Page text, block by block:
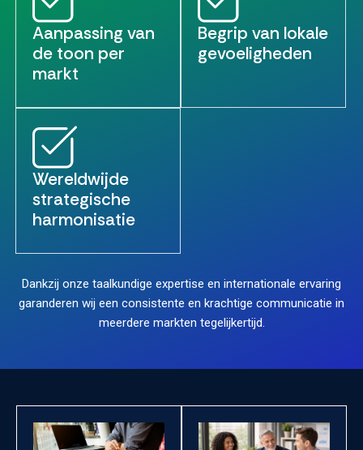
Aanpassing van
de toon per
markt
Begrip van lokale
gevoeligheden
Wereldwijde
strategische
harmonisatie
Dankzij onze taalkundige expertise en internationale ervaring
garanderen wij een consistente en krachtige communicatie in
meerdere markten tegelijkertijd.